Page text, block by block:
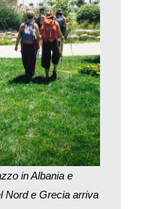
cammina per trekking
seguono quelli che
quelli che li percorrono per
degli intervistati
è anche
e meditazione, o,
gente (2,5%): del
si formano in cammino.
con le sue lezioni
in Norvegia teorizzando
Approach to
2014), traducibile
in Albania e
Nord e Grecia arriva